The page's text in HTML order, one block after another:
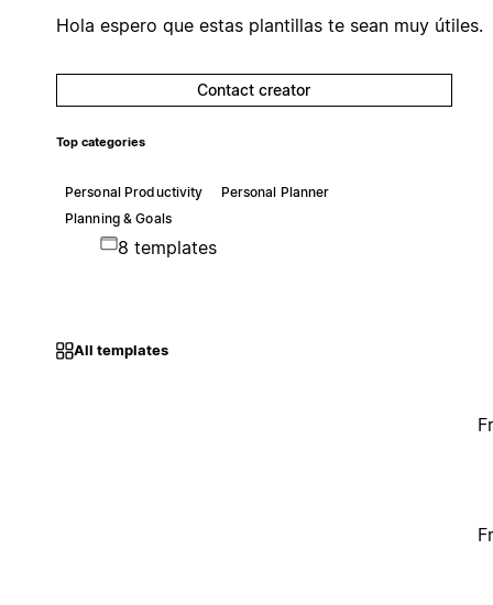
Hola espero que estas plantillas te sean muy útiles.
Contact creator
Top categories
Personal Productivity
Personal Planner
Planning & Goals
8 templates
All templates